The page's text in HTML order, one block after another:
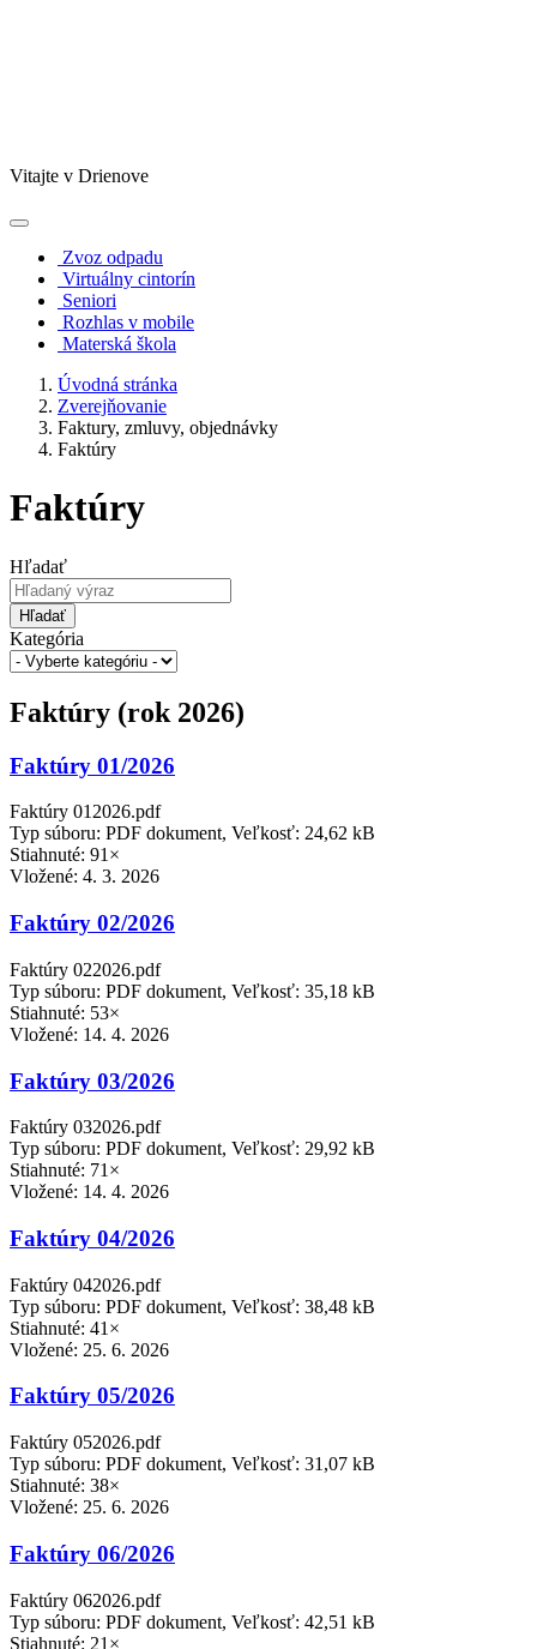
Vitajte v Drienove
Zvoz odpadu
Virtuálny cintorín
Seniori
Rozhlas v mobile
Materská škola
Úvodná stránka
Zverejňovanie
Faktury, zmluvy, objednávky
Faktúry
Faktúry
Hľadať
Hľadať
Kategória
Faktúry (rok 2026)
Faktúry 01/2026
Faktúry 012026.pdf
Typ súboru: PDF dokument, Veľkosť: 24,62 kB
Stiahnuté: 91×
Vložené: 4. 3. 2026
Faktúry 02/2026
Faktúry 022026.pdf
Typ súboru: PDF dokument, Veľkosť: 35,18 kB
Stiahnuté: 53×
Vložené: 14. 4. 2026
Faktúry 03/2026
Faktúry 032026.pdf
Typ súboru: PDF dokument, Veľkosť: 29,92 kB
Stiahnuté: 71×
Vložené: 14. 4. 2026
Faktúry 04/2026
Faktúry 042026.pdf
Typ súboru: PDF dokument, Veľkosť: 38,48 kB
Stiahnuté: 41×
Vložené: 25. 6. 2026
Faktúry 05/2026
Faktúry 052026.pdf
Typ súboru: PDF dokument, Veľkosť: 31,07 kB
Stiahnuté: 38×
Vložené: 25. 6. 2026
Faktúry 06/2026
Faktúry 062026.pdf
Typ súboru: PDF dokument, Veľkosť: 42,51 kB
Stiahnuté: 21×